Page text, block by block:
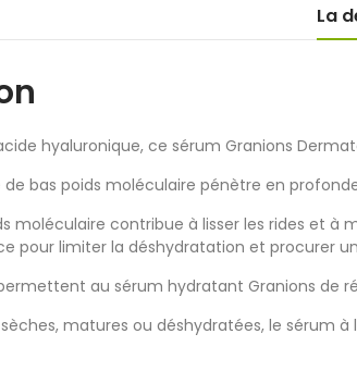
La
hyaluronique, ce sérum Granions
de bas poids moléculaire pénètre en
moléculaire contribue à lisser les rides et
pour limiter la déshydratation et procurer
au sérum hydratant Granions de
matures ou déshydratées, le